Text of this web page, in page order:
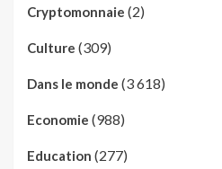
Cryptomonnaie (2)
Culture (309)
Dans le monde (3 618)
Economie (988)
Education (277)